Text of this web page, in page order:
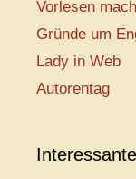
Vorlesen
Gründe um
Lady in Web
Autorentag